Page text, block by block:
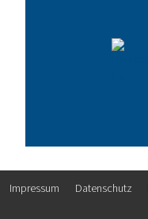
Impressum Datenschutz